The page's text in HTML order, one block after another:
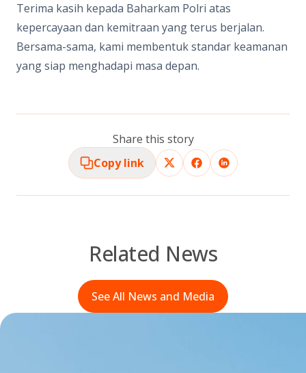
Terima kasih kepada Baharkam Polri atas
kepercayaan dan kemitraan yang terus berjalan.
Bersama-sama, kami membentuk standar keamanan
yang siap menghadapi masa depan.
Share this story
Copy link
Related News
See All News and Media